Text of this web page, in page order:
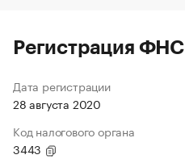
Регистрация ФНС
Дата регистрации
28 августа 2020
Код налогового органа
3443